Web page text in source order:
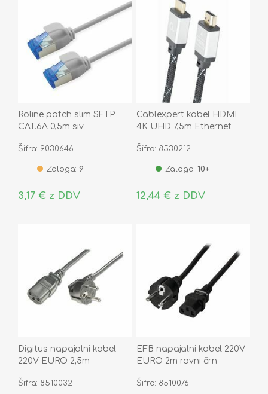
Roline patch slim SFTP
CAT.6A 0,5m siv
Šifra: 9030646
Zaloga: 9
3,17 € z DDV
Cablexpert kabel HDMI
4K UHD 7,5m Ethernet
HDMIL-7.5M
Šifra: 8530212
Zaloga: 10+
12,44 € z DDV
Digitus napajalni kabel
220V EURO 2,5m
Šifra: 8510032
EFB napajalni kabel 220V
EURO 2m ravni črn
Šifra: 8510076